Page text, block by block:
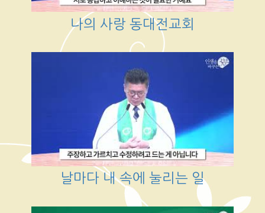
나의 사랑 동대전교회
날마다 내 속에 눌리는 일